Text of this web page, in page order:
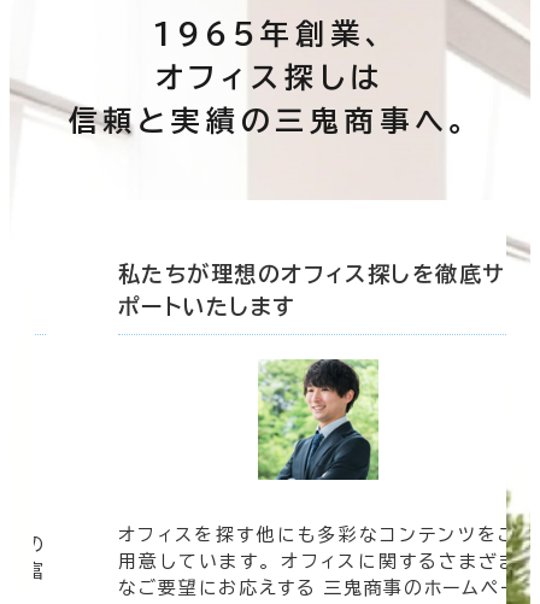
1965年創業、
オフィス探しは
信頼と実績の三鬼商事へ。
の
豊富
私たちが理想のオフィス探しを徹底サ
ポートいたします
オフィスを探す他にも多彩なコンテンツをご
用意しています。 オフィスに関するさまざま
なご要望にお応えする 三鬼商事のホームペー